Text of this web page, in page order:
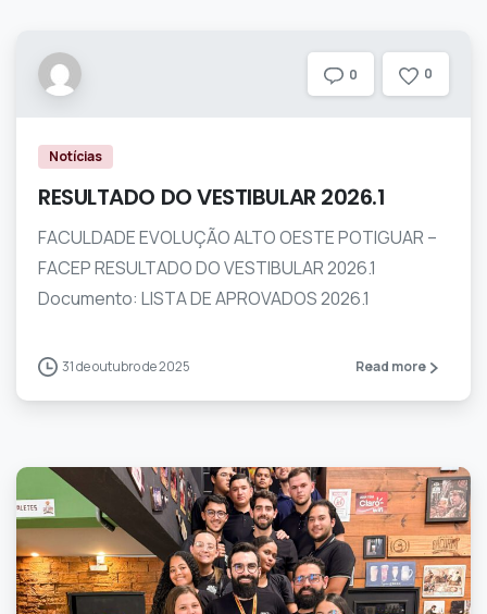
0 0
Notícias
RESULTADO DO VESTIBULAR 2026.1
FACULDADE EVOLUÇÃO ALTO OESTE POTIGUAR –
FACEP RESULTADO DO VESTIBULAR 2026.1
Documento: LISTA DE APROVADOS 2026.1
31 de outubro de 2025 Read more